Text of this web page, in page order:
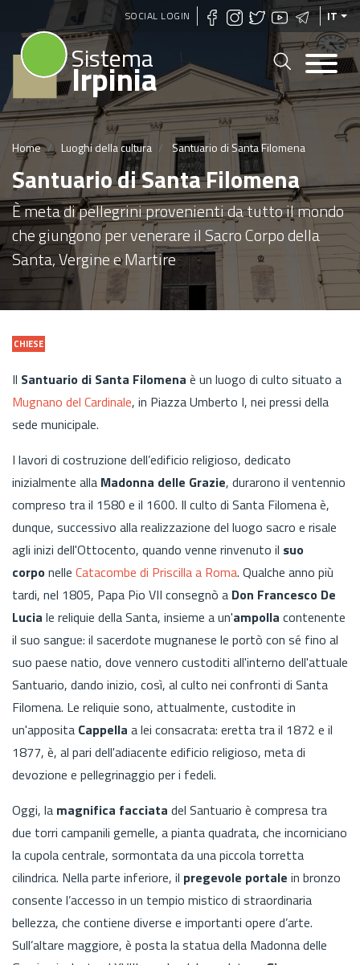
Salta
principale
SOCIAL LOGIN IT
Sistema
Irpinia
Home Luoghi della cultura Santuario di Santa Filomena
Santuario di Santa Filomena
È meta di pellegrini provenienti da tutto il mondo
che giungono per venerare il Sacro Corpo della
Santa, Vergine e Martire
CHIESE
Il Santuario di Santa Filomena è un luogo di culto situato a
Mugnano del Cardinale, in Piazza Umberto I, nei pressi della
sede municipale.
I lavori di costruzione dell’edificio religioso, dedicato
inizialmente alla Madonna delle Grazie, durarono il ventennio
compreso tra il 1580 e il 1600. Il culto di Santa Filomena è,
dunque, successivo alla realizzazione del luogo sacro e risale
agli inizi dell'Ottocento, quando venne rinvenuto il suo
corponelle Catacombe di Priscilla a Roma. Qualche anno più
tardi, nel 1805, Papa Pio VII consegnò a Don Francesco De
Lucia le reliquie della Santa, insieme a un'ampolla contenente
il suo sangue: il sacerdote mugnanese le portò con sé fino al
suo paese natio, dove vennero custoditi all'interno dell'attuale
Santuario, dando inizio, così, al culto nei confronti di Santa
Filomena. Le reliquie sono, attualmente, custodite in
un'apposita Cappella a lei consacrata: eretta tra il 1872 e il
1877, è, al pari dell'adiacente edificio religioso, meta di
devozione e pellegrinaggio per i fedeli.
Oggi, la magnifica facciata del Santuario è compresa tra
due torri campanili gemelle, a pianta quadrata, che incorniciano
la cupola centrale, sormontata da una piccola torretta
cilindrica. Nella parte inferiore, il pregevole portale in bronzo
consente l’accesso in un tempio mistico di straordinaria
bellezza, che contiene diverse e importanti opere d’arte.
Sull’altare maggiore, è posta la statua della Madonna delle